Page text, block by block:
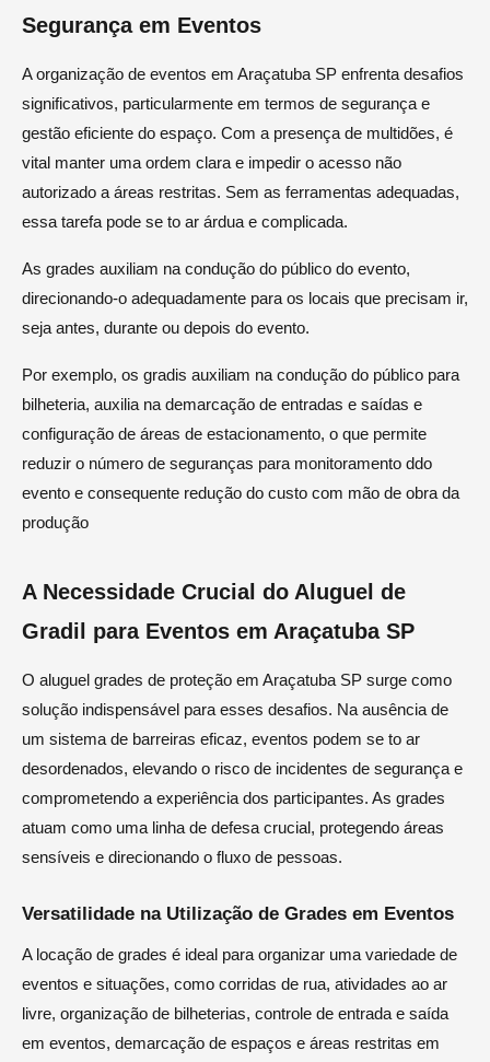
Segurança em Eventos
A organização de eventos em Araçatuba SP enfrenta desafios
significativos, particularmente em termos de segurança e
gestão eficiente do espaço. Com a presença de multidões, é
vital manter uma ordem clara e impedir o acesso não
autorizado a áreas restritas. Sem as ferramentas adequadas,
essa tarefa pode se to ar árdua e complicada.
As grades auxiliam na condução do público do evento,
direcionando-o adequadamente para os locais que precisam ir,
seja antes, durante ou depois do evento.
Por exemplo, os gradis auxiliam na condução do público para
bilheteria, auxilia na demarcação de entradas e saídas e
configuração de áreas de estacionamento, o que permite
reduzir o número de seguranças para monitoramento ddo
evento e consequente redução do custo com mão de obra da
produção
A Necessidade Crucial do Aluguel de
Gradil para Eventos em Araçatuba SP
O aluguel grades de proteção em Araçatuba SP surge como
solução indispensável para esses desafios. Na ausência de
um sistema de barreiras eficaz, eventos podem se to ar
desordenados, elevando o risco de incidentes de segurança e
comprometendo a experiência dos participantes. As grades
atuam como uma linha de defesa crucial, protegendo áreas
sensíveis e direcionando o fluxo de pessoas.
Versatilidade na Utilização de Grades em Eventos
A locação de grades é ideal para organizar uma variedade de
eventos e situações, como corridas de rua, atividades ao ar
livre, organização de bilheterias, controle de entrada e saída
em eventos, demarcação de espaços e áreas restritas em